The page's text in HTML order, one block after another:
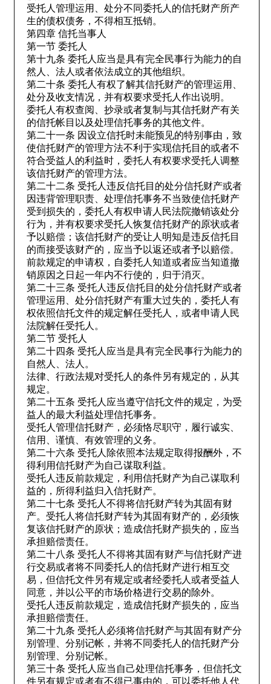
受托人管理运用、处分不同委托人的信托财产所产
生的债权债务，不得相互抵销。
第四章 信托当事人
第一节 委托人
第十九条 委托人应当是具有完全民事行为能力的自
然人、法人或者依法成立的其他组织。
第二十条 委托人有权了解其信托财产的管理运用、
处分及收支情况，并有权要求受托人作出说明。
委托人有权查阅、抄录或者复制与其信托财产有关
的信托帐目以及处理信托事务的其他文件。
第二十一条 因设立信托时未能预见的特别事由，致
使信托财产的管理方法不利于实现信托目的或者不
符合受益人的利益时，委托人有权要求受托人调整
该信托财产的管理方法。
第二十二条 受托人违反信托目的处分信托财产或者
因违背管理职责、处理信托事务不当致使信托财产
受到损失的，委托人有权申请人民法院撤销该处分
行为，并有权要求受托人恢复信托财产的原状或者
予以赔偿；该信托财产的受让人明知是违反信托目
的而接受该财产的，应当予以返还或者予以赔偿。
前款规定的申请权，自委托人知道或者应当知道撤
销原因之日起一年内不行使的，归于消灭。
第二十三条 受托人违反信托目的处分信托财产或者
管理运用、处分信托财产有重大过失的，委托人有
权依照信托文件的规定解任受托人，或者申请人民
法院解任受托人。
第二节 受托人
第二十四条 受托人应当是具有完全民事行为能力的
自然人、法人。
法律、行政法规对受托人的条件另有规定的，从其
规定。
第二十五条 受托人应当遵守信托文件的规定，为受
益人的最大利益处理信托事务。
受托人管理信托财产，必须恪尽职守，履行诚实、
信用、谨慎、有效管理的义务。
第二十六条 受托人除依照本法规定取得报酬外，不
得利用信托财产为自己谋取利益。
受托人违反前款规定，利用信托财产为自己谋取利
益的，所得利益归入信托财产。
第二十七条 受托人不得将信托财产转为其固有财
产。受托人将信托财产转为其固有财产的，必须恢
复该信托财产的原状；造成信托财产损失的，应当
承担赔偿责任。
第二十八条 受托人不得将其固有财产与信托财产进
行交易或者将不同委托人的信托财产进行相互交
易，但信托文件另有规定或者经委托人或者受益人
同意，并以公平的市场价格进行交易的除外。
受托人违反前款规定，造成信托财产损失的，应当
承担赔偿责任。
第二十九条 受托人必须将信托财产与其固有财产分
别管理、分别记帐，并将不同委托人的信托财产分
别管理、分别记帐。
第三十条 受托人应当自己处理信托事务，但信托文
件另有规定或者有不得已事由的，可以委托他人代